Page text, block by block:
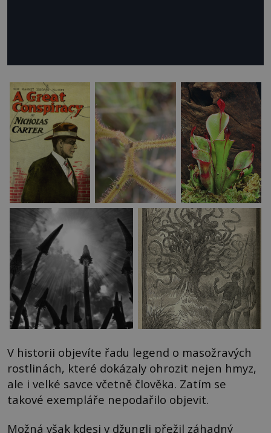
V historii objevíte řadu legend o masožravých
rostlinách, které dokázaly ohrozit nejen hmyz,
ale i velké savce včetně člověka. Zatím se
takové exempláře nepodařilo objevit.
Možná však kdesi v džungli přežil záhadný